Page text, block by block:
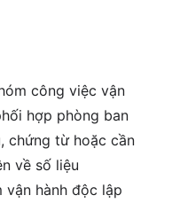
công việc vận
hợp phòng ban
chứng từ hoặc cần
về số liệu
vận hành độc lập